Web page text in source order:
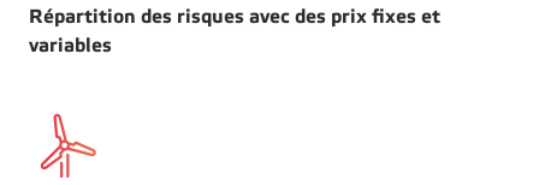
Répartition des risques avec des prix fixes et
variables